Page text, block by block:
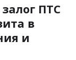
ПТС
в
и